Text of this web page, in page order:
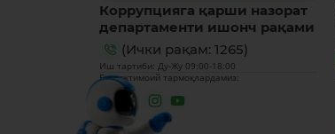
Коррупцияга қарши назорат
департаменти ишонч рақами
(Ички рақам: 1265)
Иш тартиби: Ду-Жу 09:00-18:00
Биз ижтимоий тармоқлардамиз: